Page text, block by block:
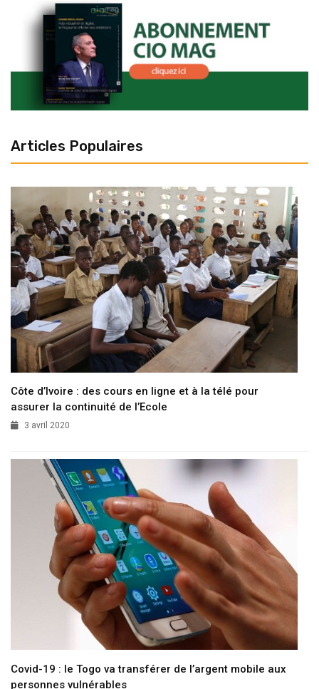
Articles Populaires
Côte d’Ivoire : des cours en ligne et à la télé pour
assurer la continuité de l’Ecole
3 avril 2020
Covid-19 : le Togo va transférer de l’argent mobile aux
personnes vulnérables